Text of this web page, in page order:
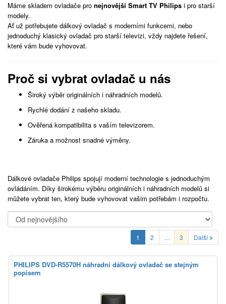
Máme skladem ovladače pro nejnovější Smart TV Philips i pro starší
modely.
Ať už potřebujete dálkový ovladač s moderními funkcemi, nebo
jednoduchý klasický ovladač pro starší televizi, vždy najdete řešení,
které vám bude vyhovovat.
Proč si vybrat ovladač u nás
Široký výběr originálních i náhradních modelů.
Rychlé dodání z našeho skladu.
Ověřená kompatibilita s vaším televizorem.
Záruka a možnost snadné výměny.
Dálkové ovladače Philips spojují moderní technologie s jednoduchým
ovládáním. Díky širokému výběru originálních i náhradních modelů si
můžete vybrat ten, který bude vyhovovat vašim potřebám i rozpočtu.
1 2 ... 3 Další
PHILIPS DVD-R5570H náhradní dálkový ovladač se stejným
popisem